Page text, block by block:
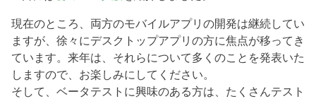
現在のところ、両方のモバイルアプリの開発は継続してい
ますが、徐々にデスクトップアプリの方に焦点が移ってき
ています。来年は、それらについて多くのことを発表いた
しますので、お楽しみにしてください。
そして、ベータテストに興味のある方は、たくさんテスト